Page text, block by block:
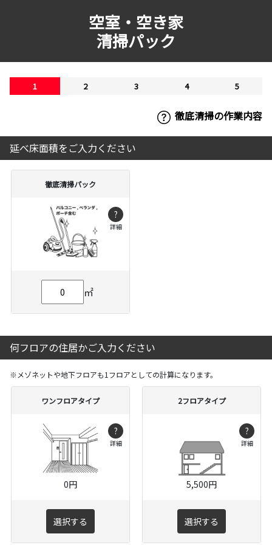
空室・空き家
清掃パック
1 2 3 4 5
徹底清掃の作業内容
延べ床面積をご入力ください
徹底清掃パック
?
詳細
㎡
何フロアの住居かご入力ください
※メゾネットや地下フロアも1フロアとしての計算になります。
ワンフロアタイプ
?
詳細
0円
選択する
2フロアタイプ
?
詳細
5,500円
選択する